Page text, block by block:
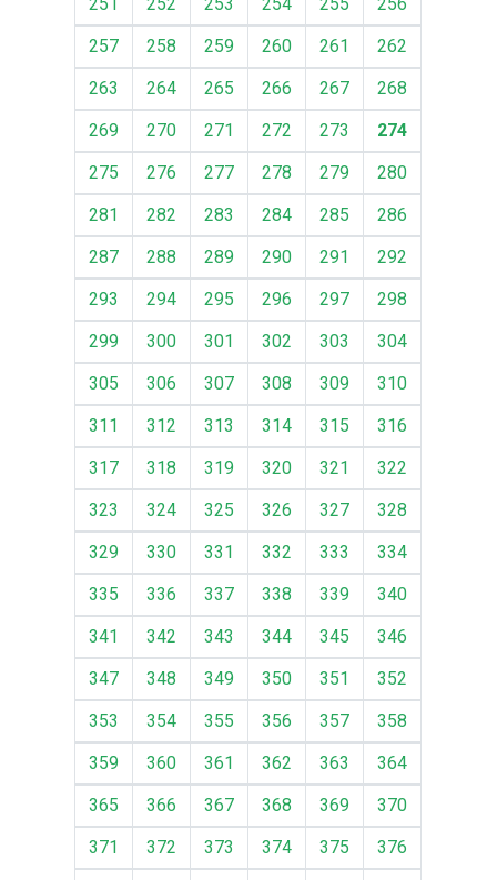
257
258 259 260 261
262
263
264 265 266 267
268
269
270 271 272 273
274
275
276 277 278 279
280
281
282 283 284 285
286
287
288 289 290 291
292
293
294 295 296 297
298
299
300 301 302 303
304
305
306 307 308 309
310
311
312 313 314 315
316
317
318 319 320 321
322
323
324 325 326 327
328
329
330 331 332 333
334
335
336 337 338 339
340
341
342 343 344 345
346
347
348 349 350 351
352
353
354 355 356 357
358
359
360 361 362 363
364
365
366 367 368 369
370
371
372 373 374 375
376